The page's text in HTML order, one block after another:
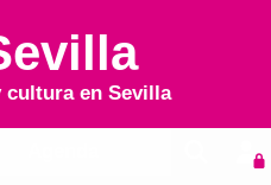
cultura en Sevilla